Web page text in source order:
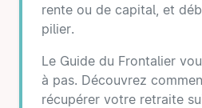
rente ou de capital, et
pilier.
Le Guide du Frontalier
à pas. Découvrez
récupérer votre retraite